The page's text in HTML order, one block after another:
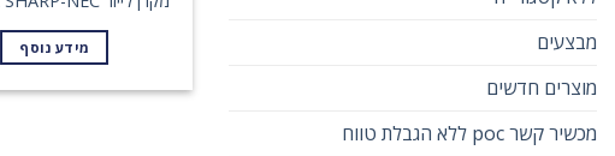
מבצעים
מוצרים חדשים
מכשיר קשר poc ללא הגבלת טווח
מידע נוסף